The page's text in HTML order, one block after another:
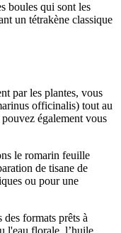
boules qui sont les
un tétrakène classique
par les plantes, vous
officinalis) tout au
également vous
le romarin feuille
de tisane de
ou pour une
formats prêts à
l'eau florale, l’huile